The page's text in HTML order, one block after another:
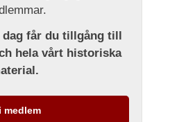
dag får du tillgång till
hela vårt historiska
medlem